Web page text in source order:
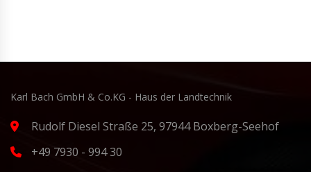
Karl Bach GmbH & Co.KG - Haus der Landtechnik
Rudolf Diesel Straße 25, 97944 Boxberg-Seehof
+49 7930 - 994 30